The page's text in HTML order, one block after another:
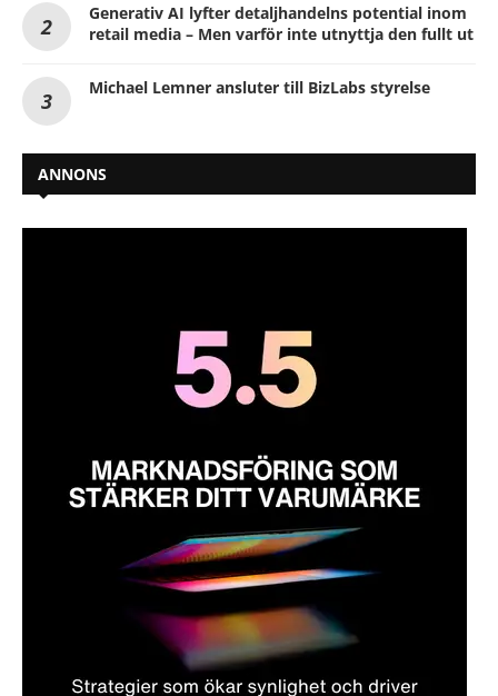
Generativ AI lyfter detaljhandelns potential inom
retail media – Men varför inte utnyttja den fullt ut
Michael Lemner ansluter till BizLabs styrelse
ANNONS